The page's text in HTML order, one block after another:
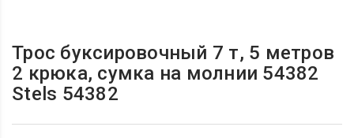
Трос буксировочный 7 т, 5 метров
2 крюка, сумка на молнии 54382
Stels 54382